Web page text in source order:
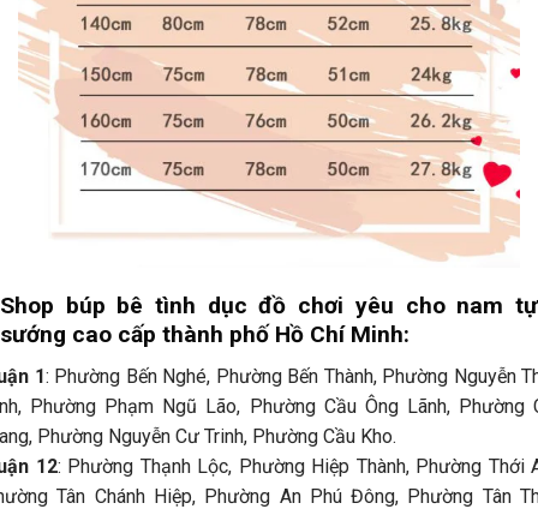
Shop búp bê tình dục đồ chơi yêu cho nam tự
sướng cao cấp thành phố Hồ Chí Minh:
1: Phường Bến Nghé, Phường Bến Thành, Phường Nguyễn
Phường Phạm Ngũ Lão, Phường Cầu Ông Lãnh, Phường
Phường Nguyễn Cư Trinh, Phường Cầu Kho.
12: Phường Thạnh Lộc, Phường Hiệp Thành, Phường Thới
Tân Chánh Hiệp, Phường An Phú Đông, Phường Tân